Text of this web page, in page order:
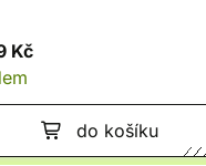
Kč
do košíku